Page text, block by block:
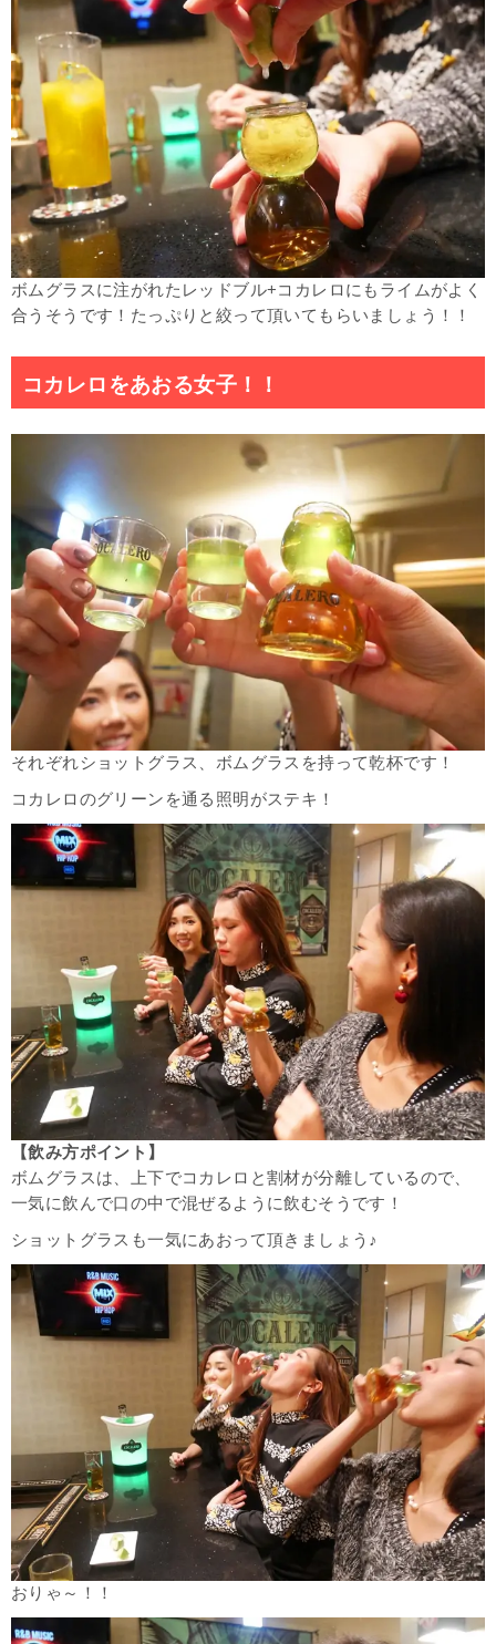
ボムグラスに注がれたレッドブル+コカレロにもライムがよく
合うそうです！たっぷりと絞って頂いてもらいましょう！！
コカレロをあおる女子！！
それぞれショットグラス、ボムグラスを持って乾杯です！
コカレロのグリーンを通る照明がステキ！
【飲み方ポイント】
ボムグラスは、上下でコカレロと割材が分離しているので、
一気に飲んで口の中で混ぜるように飲むそうです！
ショットグラスも一気にあおって頂きましょう♪
おりゃ～！！